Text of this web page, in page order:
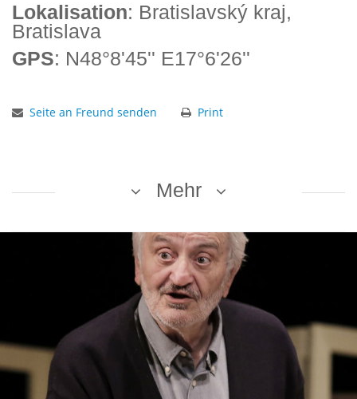
Lokalisation: Bratislavský kraj,
Bratislava
GPS: N48°8'45'' E17°6'26''
Seite an Freund senden Print
Mehr